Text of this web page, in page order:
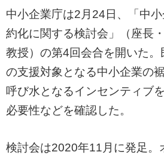
中小企業庁は2月24日、「中
約化に関する検討会」（座長
教授）の第4回会合を開いた
の支援対象となる中小企業の
呼び水となるインセンティブ
必要性などを確認した。
検討会は2020年11月に発足。